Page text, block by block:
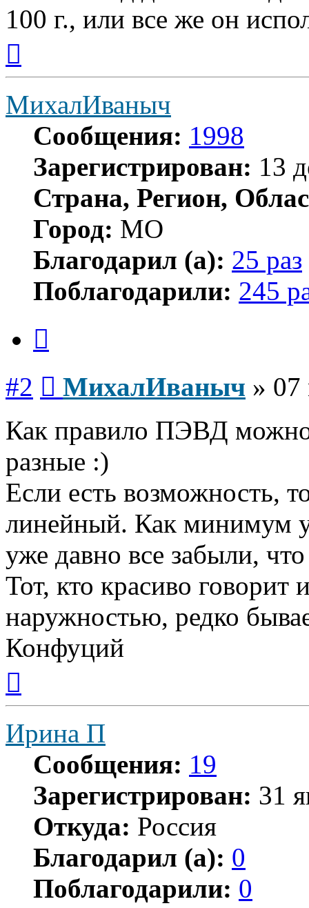
100 г., или все же он
началу
МихалИваныч
Сообщения: 1998
Зарегистрирован: 13
Страна, Регион,
Город: МО
Благодарил (а): 25 раз
Поблагодарили: 245
#2 МихалИваныч » 07
Как правило ПЭВД
разные :)
Если есть возможность,
линейный. Как минимум
уже давно все забыли,
Тот, кто красиво говорит
наружностью, редко
Конфуций
началу
Ирина П
Сообщения: 19
Зарегистрирован: 31
Откуда: Россия
Благодарил (а): 0
Поблагодарили: 0